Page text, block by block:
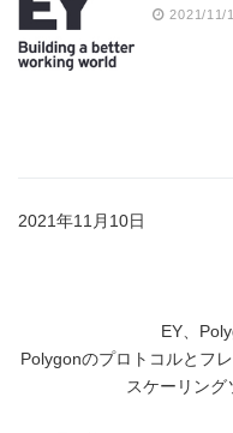
2021/11/
2021年11月10日
EY、
Polygonのプロトコルとフ
スケーリング